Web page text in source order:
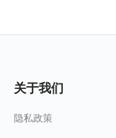
关于我们
隐私政策